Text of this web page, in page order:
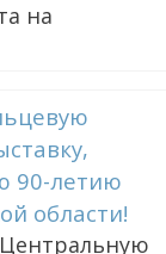
на
90-летию
области!